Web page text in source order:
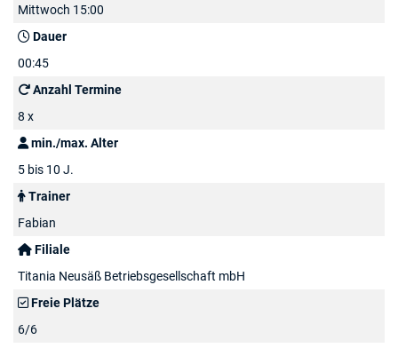
Mittwoch 15:00
Dauer
00:45
Anzahl Termine
8 x
min./max. Alter
5 bis 10 J.
Trainer
Fabian
Filiale
Titania Neusäß Betriebsgesellschaft mbH
Freie Plätze
6/6